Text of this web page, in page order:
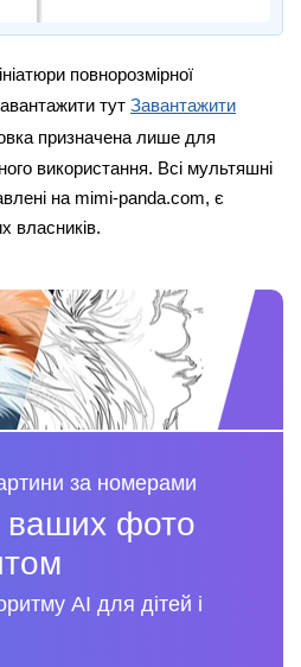
повнорозмірної
тут Завантажити
призначена лише для
використання. Всі мультяшні
на mimi-panda.com, є
власників.
за номерами
ваших фото
AI для дітей і